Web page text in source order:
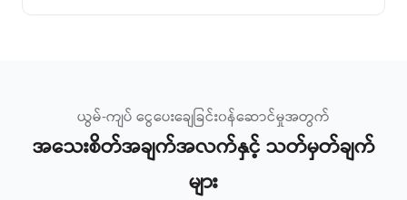
ယွမ်-ကျပ် ငွေပေးချေခြင်း၀န်ဆောင်မှုအတွက်
အသေးစိတ်အချက်အလက်နှင့် သတ်မှတ်ချက်
များ